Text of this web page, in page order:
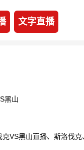
文字直播
黑山
克VS黑山直播、斯洛伐